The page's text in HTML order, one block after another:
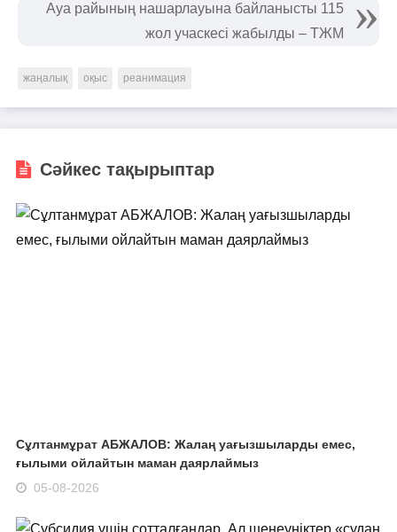
Ауа райының нашарлауына байланысты 115
жол учаскесі жабылды – ТЖМ
жаңалық оқыс реанимация
Сәйкес тақырыптар
Сұлтанмұрат АБЖАЛОВ: Жалаң уағызшыларды емес,
ғылыми ойлайтын маман даярлаймыз
05-08-2026